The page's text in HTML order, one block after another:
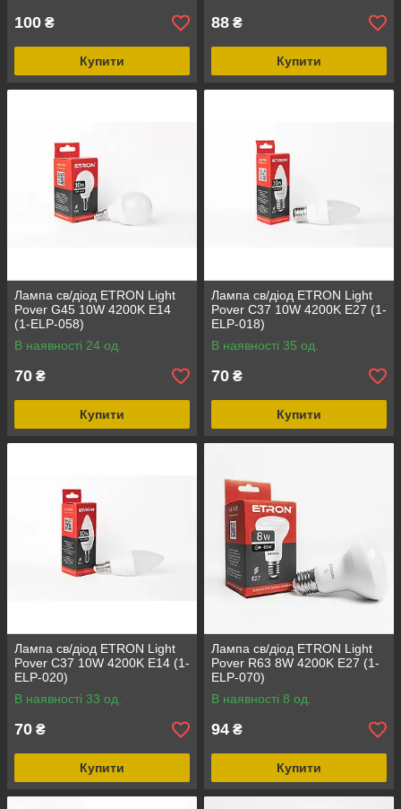
100 ₴
Купити
88 ₴
Купити
Лампа св/діод ETRON Light
Pover G45 10W 4200K E14
(1-ELP-058)
В наявності 24 од.
70 ₴
Купити
Лампа св/діод ETRON Light
Pover C37 10W 4200K E27 (1-
ELP-018)
В наявності 35 од.
70 ₴
Купити
Лампа св/діод ETRON Light
Pover C37 10W 4200K E14 (1-
ELP-020)
В наявності 33 од.
70 ₴
Купити
Лампа св/діод ETRON Light
Pover R63 8W 4200K E27 (1-
ELP-070)
В наявності 8 од.
94 ₴
Купити